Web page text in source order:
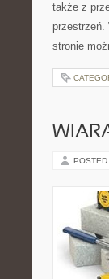
także z
przestrzeń.
stronie
POSTED